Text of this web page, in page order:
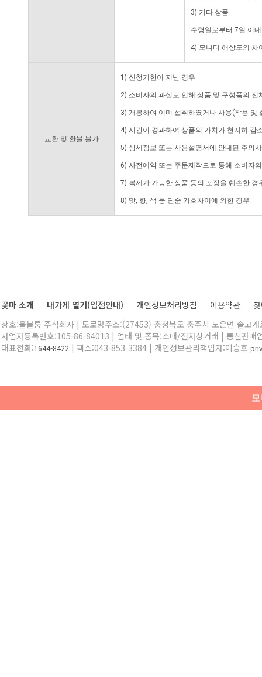
3) 기타 상품
수령일로부터 7일 이
4) 모니터 해상도의 차
교환 및 환불 불가
1) 신청기한이 지난 경우
2) 소비자의 과실로 인해 상품 및 구성품의
3) 개봉하여 이미 섭취하였거나 사용(착용 및
4) 시간이 경과하여 상품의 가치가 현저히 감
5) 상세정보 또는 사용설명서에 안내된 주의
6) 사전예약 또는 주문제작으로 통해 소비자
7) 복제가 가능한 상품 등의 포장을 훼손한 경
8) 맛, 향, 색 등 단순 기호차이에 의한 경우
꽃마 소개 내가게 열기(입점안내) 개인정보처리방침 이용약관
상호:올블룸 주식회사 | 도로명주소:(27453) 충청북도 충주시 노은면 솔고
사업자등록번호:105-86-84013 | 업태 및 종목:소매/전자상거래 | 통신판매
대표전화:1644-8422 | 팩스:043-853-3384 | 개인정보관리책임자:이승호